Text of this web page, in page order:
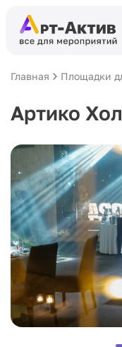
Главная Площадки
Артико